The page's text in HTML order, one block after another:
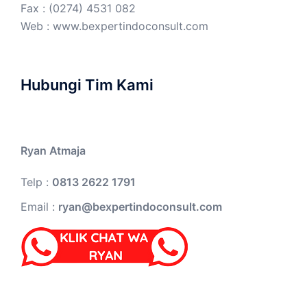
Fax : (0274) 4531 082
Web : www.bexpertindoconsult.com
Hubungi Tim Kami
Ryan Atmaja
Telp : 0813 2622 1791
Email : ryan@bexpertindoconsult.com